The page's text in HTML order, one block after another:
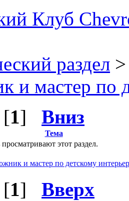
Клуб
раздел >
и мастер по
[1] Вниз
Тема
этот раздел.
и мастер по детскому
[1] Вверх